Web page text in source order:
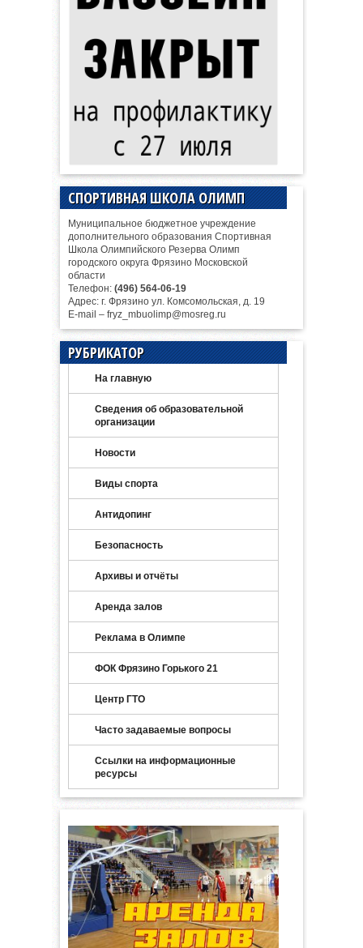
СПОРТИВНАЯ ШКОЛА ОЛИМП
Муниципальное бюджетное учреждение
дополнительного образования Спортивная
Школа Олимпийского Резерва Олимп
городского округа Фрязино Московской
области
Телефон: (496) 564-06-19
Адрес: г. Фрязино ул. Комсомольская, д. 19
E-mail – fryz_mbuolimp@mosreg.ru
РУБРИКАТОР
На главную
Сведения об образовательной
организации
Новости
Виды спорта
Антидопинг
Безопасность
Архивы и отчёты
Аренда залов
Реклама в Олимпе
ФОК Фрязино Горького 21
Центр ГТО
Часто задаваемые вопросы
Ссылки на информационные
ресурсы